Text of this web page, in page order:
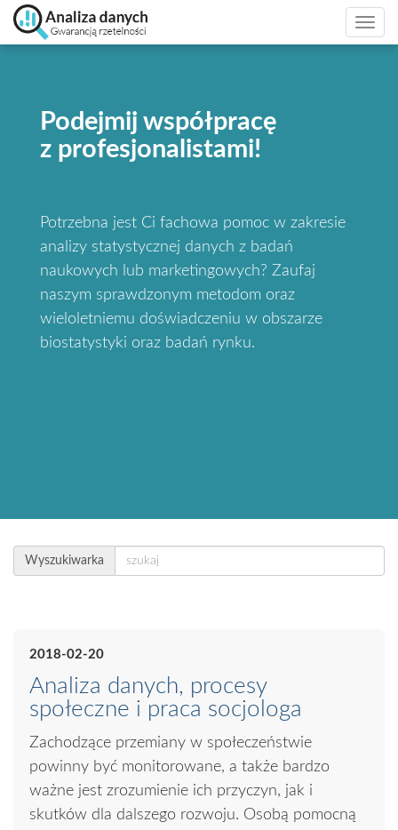
Podejmij współpracę
z profesjonalistami!
Potrzebna jest Ci fachowa pomoc w zakresie
analizy statystycznej danych z badań
naukowych lub marketingowych? Zaufaj
naszym sprawdzonym metodom oraz
wieloletniemu doświadczeniu w obszarze
biostatystyki oraz badań rynku.
Wyszukiwarka
2018-02-20
Analiza danych, procesy
społeczne i praca socjologa
Zachodzące przemiany w społeczeństwie
powinny być monitorowane, a także bardzo
ważne jest zrozumienie ich przyczyn, jak i
skutków dla dalszego rozwoju. Osobą pomocną